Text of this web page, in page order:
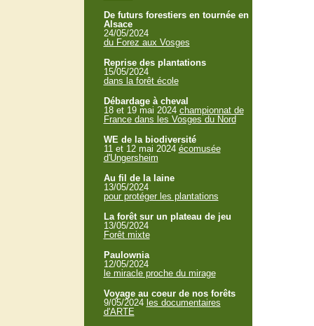
De futurs forestiers en tournée en
Alsace
24/05/2024
du Forez aux Vosges
Reprise des plantations
15/05/2024
dans la forêt école
Débardage à cheval
18 et 19 mai 2024 championnat de
France dans les Vosges du Nord
WE de la biodiversité
11 et 12 mai 2024 écomusée
d'Ungersheim
Au fil de la laine
13/05/2024
pour protéger les plantations
La forêt sur un plateau de jeu
13/05/2024
Forêt mixte
Paulownia
12/05/2024
le miracle proche du mirage
Voyage au coeur de nos forêts
9/05/2024 les documentaires
d'ARTE